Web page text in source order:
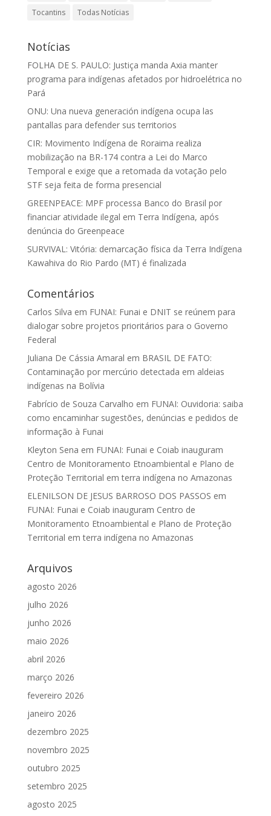
Tocantins
Todas Notícias
Notícias
FOLHA DE S. PAULO: Justiça manda Axia manter
programa para indígenas afetados por hidroelétrica no
Pará
ONU: Una nueva generación indígena ocupa las
pantallas para defender sus territorios
CIR: Movimento Indígena de Roraima realiza
mobilização na BR-174 contra a Lei do Marco
Temporal e exige que a retomada da votação pelo
STF seja feita de forma presencial
GREENPEACE: MPF processa Banco do Brasil por
financiar atividade ilegal em Terra Indígena, após
denúncia do Greenpeace
SURVIVAL: Vitória: demarcação física da Terra Indígena
Kawahiva do Rio Pardo (MT) é finalizada
Comentários
Carlos Silva em FUNAI: Funai e DNIT se reúnem para
dialogar sobre projetos prioritários para o Governo
Federal
Juliana De Cássia Amaral em BRASIL DE FATO:
Contaminação por mercúrio detectada em aldeias
indígenas na Bolívia
Fabrício de Souza Carvalho em FUNAI: Ouvidoria: saiba
como encaminhar sugestões, denúncias e pedidos de
informação à Funai
Kleyton Sena em FUNAI: Funai e Coiab inauguram
Centro de Monitoramento Etnoambiental e Plano de
Proteção Territorial em terra indígena no Amazonas
ELENILSON DE JESUS BARROSO DOS PASSOS em
FUNAI: Funai e Coiab inauguram Centro de
Monitoramento Etnoambiental e Plano de Proteção
Territorial em terra indígena no Amazonas
Arquivos
agosto 2026
julho 2026
junho 2026
maio 2026
abril 2026
março 2026
fevereiro 2026
janeiro 2026
dezembro 2025
novembro 2025
outubro 2025
setembro 2025
agosto 2025